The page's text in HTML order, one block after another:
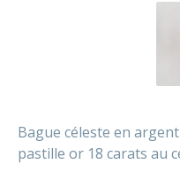
Bague céleste en
pastille or 18 carats au